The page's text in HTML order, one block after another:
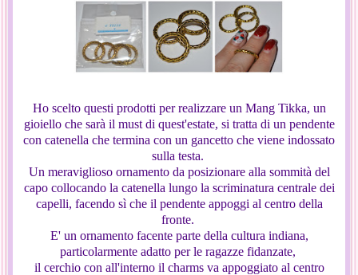
Ho scelto questi prodotti per realizzare un Mang Tikka, un
gioiello che sarà il must di quest'estate, si tratta di un pendente
con catenella che termina con un gancetto che viene indossato
sulla testa.
Un meraviglioso ornamento da posizionare alla sommità del
capo collocando la catenella lungo la scriminatura centrale dei
capelli, facendo sì che il pendente appoggi al centro della
fronte.
E' un ornamento facente parte della cultura indiana,
particolarmente adatto per le ragazze fidanzate,
il cerchio con all'interno il charms va appoggiato al centro